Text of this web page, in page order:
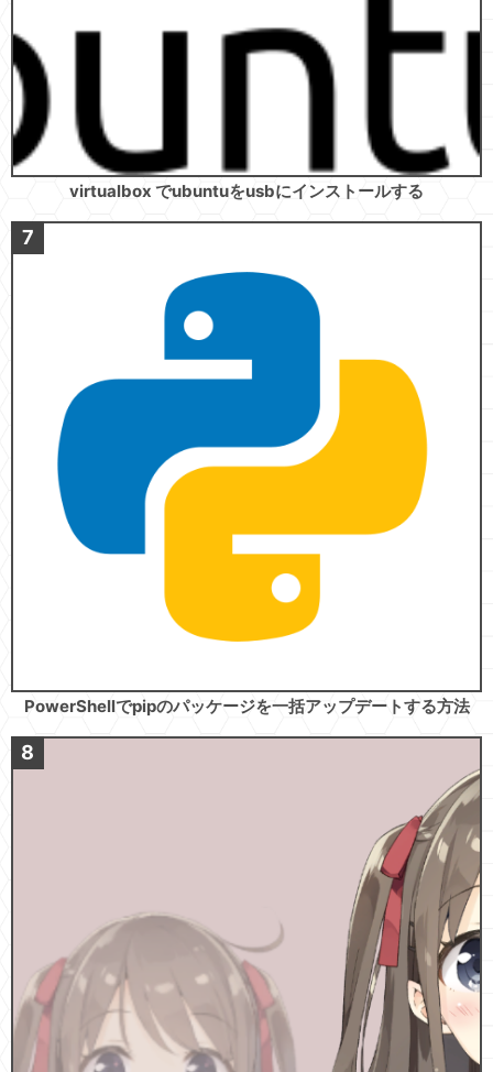
virtualbox でubuntuをusbにインストールする
PowerShellでpipのパッケージを一括アップデートする方法